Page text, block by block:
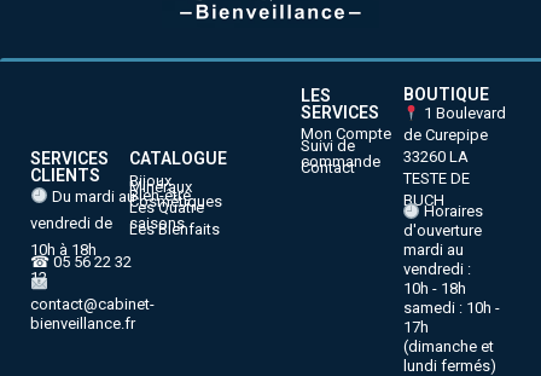
SERVICES
CLIENTS
Du mardi au
vendredi de
10h à 18h
☎ 05 56 22 32
12
contact@cabinet-
bienveillance.fr
CATALOGUE
Bijoux
Minéraux
Bien-être
Cosmétiques
Les Quatre
saisons
Les Bienfaits
LES
SERVICES
Mon Compte
Suivi de
commande
Contact
BOUTIQUE
1 Boulevard
de Curepipe
33260 LA
TESTE DE
BUCH
Horaires
d'ouverture
mardi au
vendredi :
10h - 18h
samedi : 10h -
17h
(dimanche et
lundi fermés)